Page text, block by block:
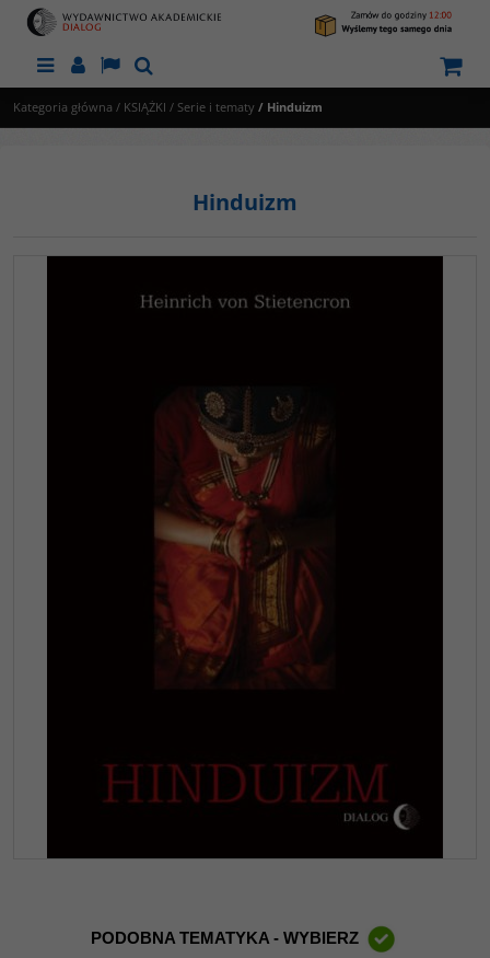
MenuPanelLangSzukaj
Kategoria główna / KSIĄŻKI / Serie i tematy / Hinduizm
Hinduizm
PODOBNA TEMATYKA - WYBIERZ